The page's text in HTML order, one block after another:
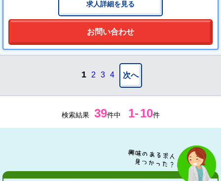
求人詳細を見る
お問い合わせ
1 2 3 4 次へ
検索結果 39件中 1-10件